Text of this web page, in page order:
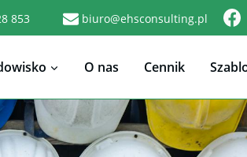
853 biuro@ehsconsulting.pl
O nas Cennik